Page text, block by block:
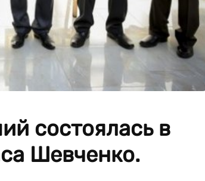
состоялась в
Шевченко.